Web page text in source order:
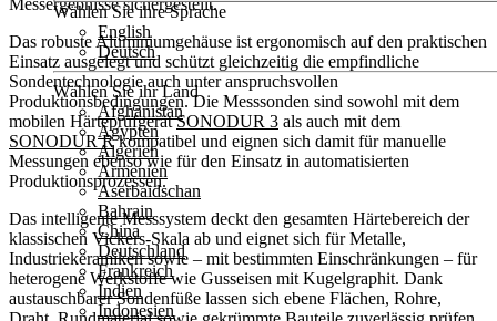
Wählen Sie ihre Sprache
English
Deutsch
Wählen Sie ihr Land
Afghanistan
Ägypten
Algerien
Armenien
Aserbaidschan
Bahrain
China
Deutschland
Frankreich
Indien
Indonesien
Das robuste Aluminiumgehäuse ist ergonomisch auf den praktischen
Einsatz ausgelegt und schützt gleichzeitig die empfindliche
Sondentechnologie auch unter anspruchsvollen
Produktionsbedingungen. Die Messsonden sind sowohl mit dem
mobilen HärteprüfgerätSONODUR 3 als auch mit dem
SONODUR Rkompatibel und eignen sich damit für manuelle
Messungen ebenso wie für den Einsatz in automatisierten
Produktionsprozessen.
Das intelligente Messsystem deckt den gesamten Härtebereich der
klassischen Vickers-Skala ab und eignet sich für Metalle,
Industriekeramiken sowie – mit bestimmten Einschränkungen – für
heterogene Werkstoffe wie Gusseisen mit Kugelgraphit. Dank
austauschbarer Sondenfüße lassen sich ebene Flächen, Rohre,